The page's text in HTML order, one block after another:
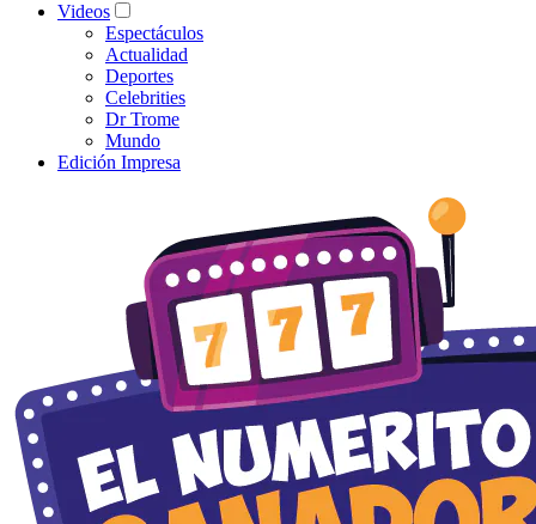
Videos
Espectáculos
Actualidad
Deportes
Celebrities
Dr Trome
Mundo
Edición Impresa